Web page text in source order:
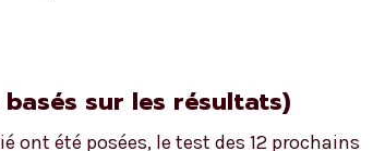
sur les résultats)
ont été posées, le test des 12 prochains